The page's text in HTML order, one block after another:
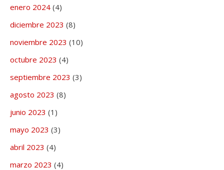
enero 2024 (4)
diciembre 2023 (8)
noviembre 2023 (10)
octubre 2023 (4)
septiembre 2023 (3)
agosto 2023 (8)
junio 2023 (1)
mayo 2023 (3)
abril 2023 (4)
marzo 2023 (4)